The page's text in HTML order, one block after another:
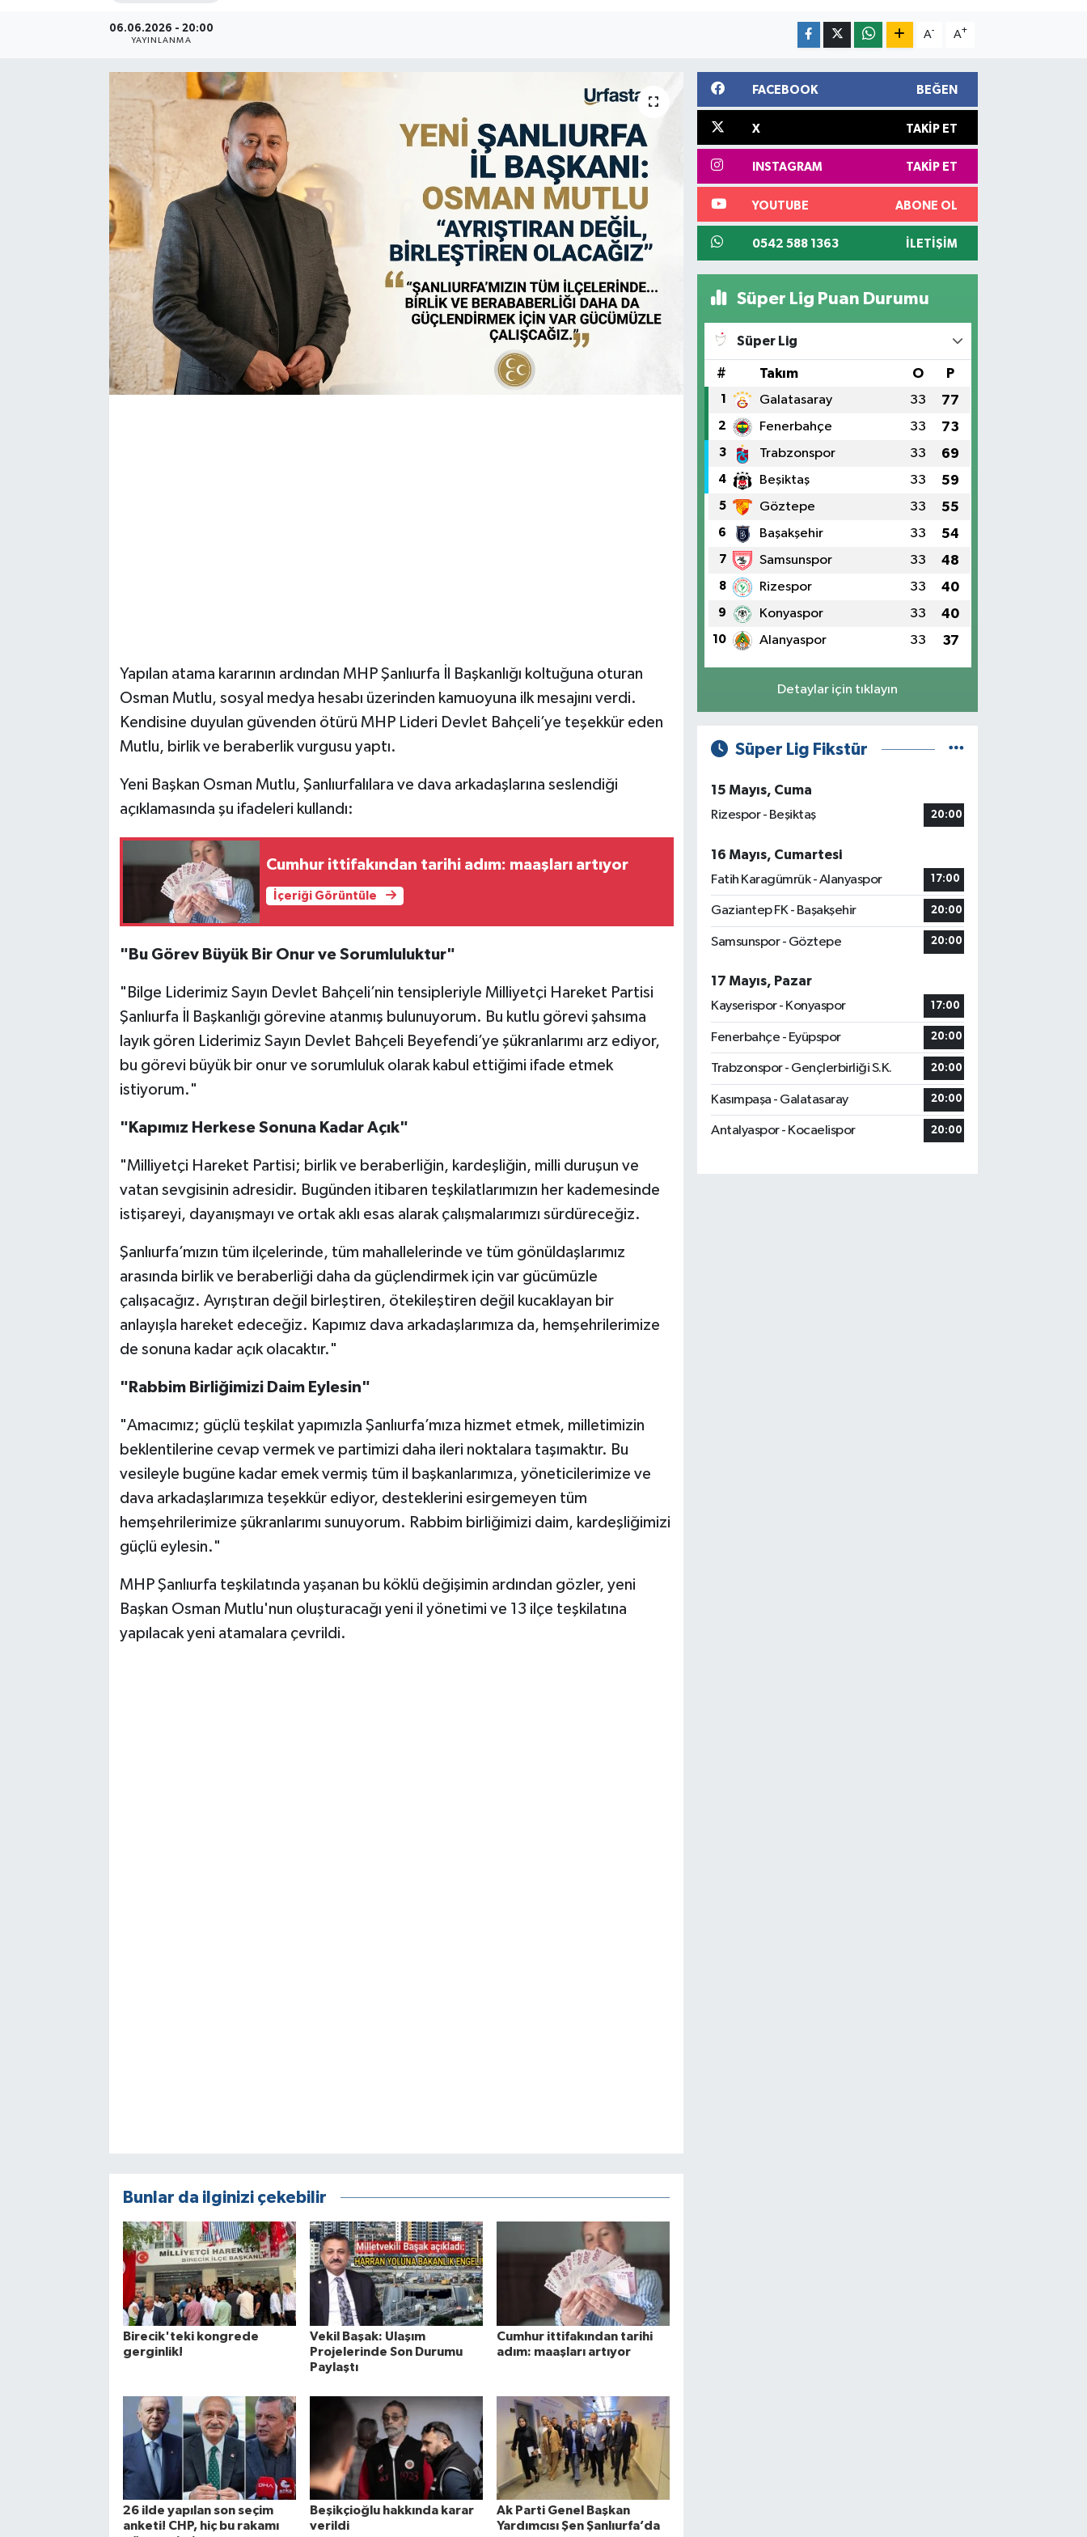
06.06.2026 - 20:00
YAYINLANMA
A- A+
​Yapılan atama kararının ardından MHP Şanlıurfa İl Başkanlığı koltuğuna oturan
Osman Mutlu, sosyal medya hesabı üzerinden kamuoyuna ilk mesajını verdi.
Kendisine duyulan güvenden ötürü MHP Lideri Devlet Bahçeli’ye teşekkür eden
Mutlu, birlik ve beraberlik vurgusu yaptı.
​Yeni Başkan Osman Mutlu, Şanlıurfalılara ve dava arkadaşlarına seslendiği
açıklamasında şu ifadeleri kullandı:
Cumhur ittifakından tarihi adım: maaşları artıyor
İçeriği Görüntüle
​"Bu Görev Büyük Bir Onur ve Sorumluluktur"
​"Bilge Liderimiz Sayın Devlet Bahçeli’nin tensipleriyle Milliyetçi Hareket Partisi
Şanlıurfa İl Başkanlığı görevine atanmış bulunuyorum. Bu kutlu görevi şahsıma
layık gören Liderimiz Sayın Devlet Bahçeli Beyefendi’ye şükranlarımı arz ediyor,
bu görevi büyük bir onur ve sorumluluk olarak kabul ettiğimi ifade etmek
istiyorum."
​"Kapımız Herkese Sonuna Kadar Açık"
​"Milliyetçi Hareket Partisi; birlik ve beraberliğin, kardeşliğin, milli duruşun ve
vatan sevgisinin adresidir. Bugünden itibaren teşkilatlarımızın her kademesinde
istişareyi, dayanışmayı ve ortak aklı esas alarak çalışmalarımızı sürdüreceğiz.
​Şanlıurfa’mızın tüm ilçelerinde, tüm mahallelerinde ve tüm gönüldaşlarımız
arasında birlik ve beraberliği daha da güçlendirmek için var gücümüzle
çalışacağız. Ayrıştıran değil birleştiren, ötekileştiren değil kucaklayan bir
anlayışla hareket edeceğiz. Kapımız dava arkadaşlarımıza da, hemşehrilerimize
de sonuna kadar açık olacaktır."
​"Rabbim Birliğimizi Daim Eylesin"
​"Amacımız; güçlü teşkilat yapımızla Şanlıurfa’mıza hizmet etmek, milletimizin
beklentilerine cevap vermek ve partimizi daha ileri noktalara taşımaktır. Bu
vesileyle bugüne kadar emek vermiş tüm il başkanlarımıza, yöneticilerimize ve
dava arkadaşlarımıza teşekkür ediyor, desteklerini esirgemeyen tüm
hemşehrilerimize şükranlarımı sunuyorum. Rabbim birliğimizi daim, kardeşliğimizi
güçlü eylesin."
​MHP Şanlıurfa teşkilatında yaşanan bu köklü değişimin ardından gözler, yeni
Başkan Osman Mutlu'nun oluşturacağı yeni il yönetimi ve 13 ilçe teşkilatına
yapılacak yeni atamalara çevrildi.
Bunlar da ilginizi çekebilir
Birecik'teki kongrede
gerginlik!
Vekil Başak: Ulaşım
Projelerinde Son Durumu
Paylaştı
Cumhur ittifakından tarihi
adım: maaşları artıyor
26 ilde yapılan son seçim
anketi! CHP, hiç bu rakamı
Beşikçioğlu hakkında karar
verildi
Ak Parti Genel Başkan
Yardımcısı Şen Şanlıurfa’da
FACEBOOK BEĞEN
X TAKIP ET
INSTAGRAM TAKIP ET
YOUTUBE ABONE OL
0542 588 1363 İLETIŞIM
Süper Lig Puan Durumu
Süper Lig
# Takım O P
1 Galatasaray 33 77
2 Fenerbahçe 33 73
3 Trabzonspor 33 69
4 Beşiktaş 33 59
5 Göztepe 33 55
6 Başakşehir 33 54
7 Samsunspor 33 48
8 Rizespor 33 40
9 Konyaspor 33 40
10 Alanyaspor 33 37
Detaylar için tıklayın
Süper Lig Fikstür
15 Mayıs, Cuma
Rizespor - Beşiktaş
20:00
16 Mayıs, Cumartesi
Fatih Karagümrük - Alanyaspor
17:00
Gaziantep FK - Başakşehir 20:00
Samsunspor - Göztepe 20:00
17 Mayıs, Pazar
Kayserispor - Konyaspor
17:00
Fenerbahçe - Eyüpspor 20:00
Trabzonspor - Gençlerbirliği S.K. 20:00
Kasımpaşa - Galatasaray 20:00
Antalyaspor - Kocaelispor 20:00